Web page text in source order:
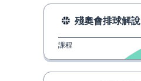
殘奧會排球解說
課程